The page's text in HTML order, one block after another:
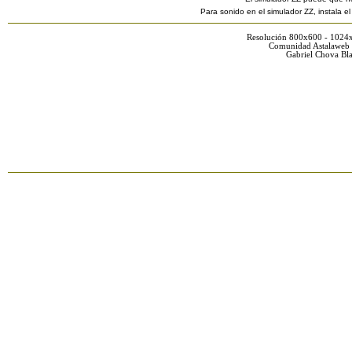
Para sonido en el simulador ZZ, instala
Resolución 800x600 -
Comunidad
Gabriel Chova